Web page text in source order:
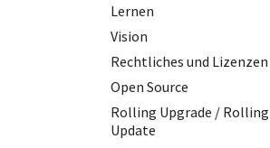
Lernen
Vision
Rechtliches und Lizenzen
Open Source
Rolling Upgrade / Rolling
Update